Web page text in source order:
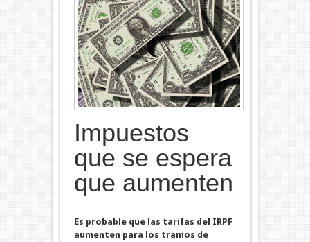
Impuestos
que se espera
que aumenten
Es probable que las tarifas del IRPF
aumenten para los tramos de